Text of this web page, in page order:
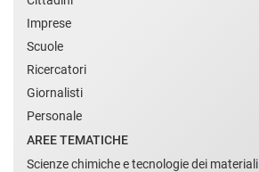
Imprese
Scuole
Ricercatori
Giornalisti
Personale
AREE TEMATICHE
Scienze chimiche e tecnologie dei materiali